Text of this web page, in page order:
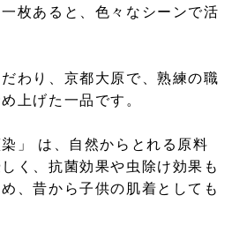
枚あると、色々なシーンで活
わり、京都大原で、熟練の職
上げた一品です。
」 は、自然からとれる原料
く、抗菌効果や虫除け効果も
、昔から子供の肌着としても